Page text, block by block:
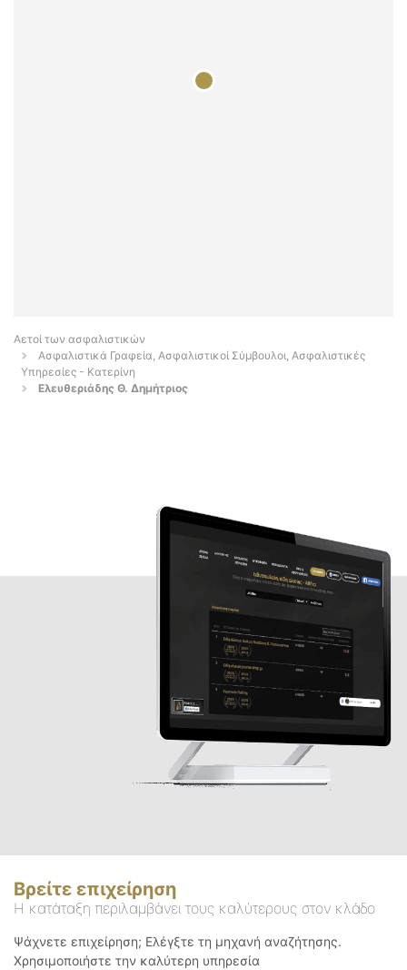
Αετοί των ασφαλιστικών
Ασφαλιστικά Γραφεία, Ασφαλιστικοί Σύμβουλοι, Ασφαλιστικές
Υπηρεσίες - Κατερίνη
Ελευθεριάδης Θ. Δημήτριος
Βρείτε επιχείρηση
Η κατάταξη περιλαμβάνει τους καλύτερους στον κλάδο
Ψάχνετε επιχείρηση; Ελέγξτε τη μηχανή αναζήτησης.
Χρησιμοποιήστε την καλύτερη υπηρεσία